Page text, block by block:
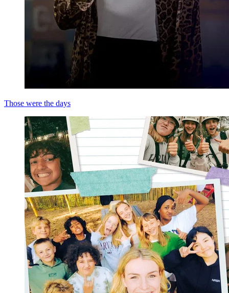
Those were the days